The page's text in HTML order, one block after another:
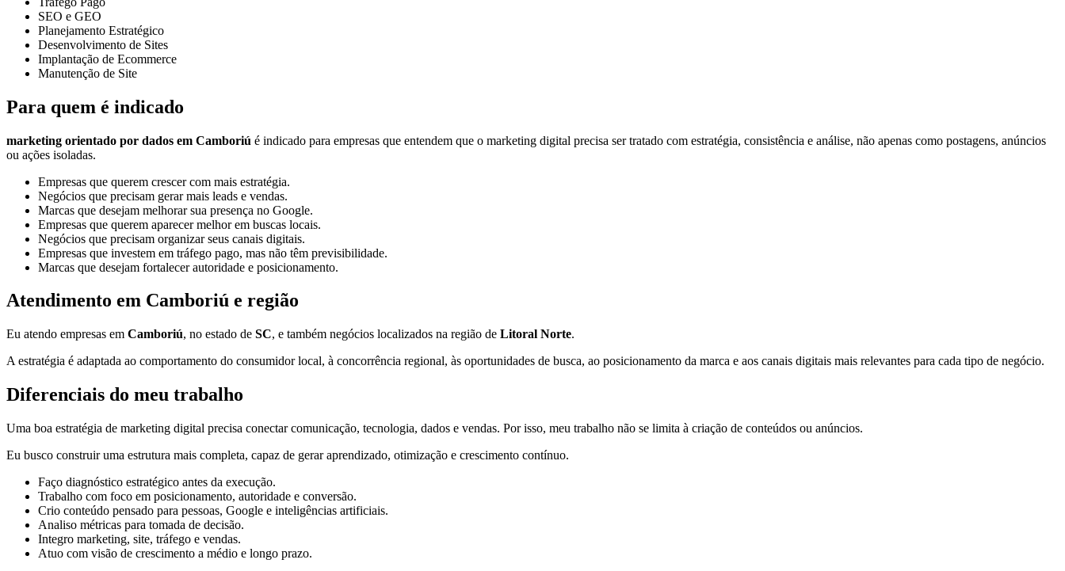
SEO e GEO
Planejamento Estratégico
Desenvolvimento de Sites
Implantação de Ecommerce
Manutenção de Site
Para quem é indicado
marketing orientado por dados em Camboriú é indicado para empresas que entendem que o marketing digital precisa ser tratado com estratégia, consistência e análise, não apenas como postagens, anúncios
ou ações isoladas.
Empresas que querem crescer com mais estratégia.
Negócios que precisam gerar mais leads e vendas.
Marcas que desejam melhorar sua presença no Google.
Empresas que querem aparecer melhor em buscas locais.
Negócios que precisam organizar seus canais digitais.
Empresas que investem em tráfego pago, mas não têm previsibilidade.
Marcas que desejam fortalecer autoridade e posicionamento.
Atendimento em Camboriú e região
Eu atendo empresas em Camboriú, no estado de SC, e também negócios localizados na região de Litoral Norte.
A estratégia é adaptada ao comportamento do consumidor local, à concorrência regional, às oportunidades de busca, ao posicionamento da marca e aos canais digitais mais relevantes para cada tipo de negócio.
Diferenciais do meu trabalho
Uma boa estratégia de marketing digital precisa conectar comunicação, tecnologia, dados e vendas. Por isso, meu trabalho não se limita à criação de conteúdos ou anúncios.
Eu busco construir uma estrutura mais completa, capaz de gerar aprendizado, otimização e crescimento contínuo.
Faço diagnóstico estratégico antes da execução.
Trabalho com foco em posicionamento, autoridade e conversão.
Crio conteúdo pensado para pessoas, Google e inteligências artificiais.
Analiso métricas para tomada de decisão.
Integro marketing, site, tráfego e vendas.
Atuo com visão de crescimento a médio e longo prazo.